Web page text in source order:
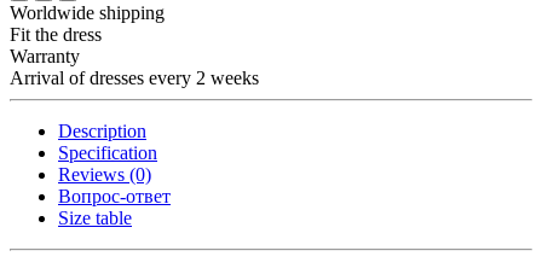
Worldwide shipping
Fit the dress
Warranty
Arrival of dresses every 2 weeks
Description
Specification
Reviews (0)
Вопрос-ответ
Size table